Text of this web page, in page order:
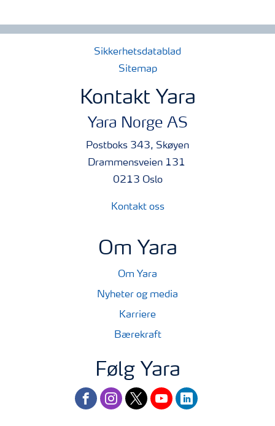
Sikkerhetsdatablad
Sitemap
Kontakt Yara
Yara Norge AS
Postboks 343, Skøyen
Drammensveien 131
0213 Oslo
Kontakt oss
Om Yara
Om Yara
Nyheter og media
Karriere
Bærekraft
Følg Yara
facebookinstagram
twitteryoutubelinkedin